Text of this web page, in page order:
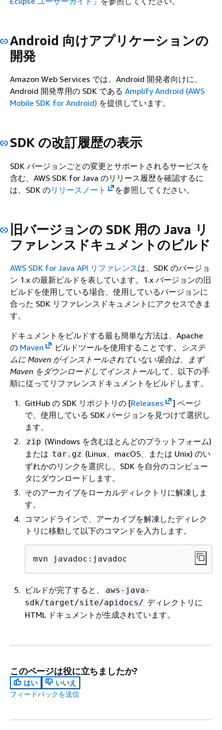
Android 向けアプリケーションの
開発
Amazon Web Services では、Android 開発者向けに、
Android 開発専用の SDK である Amplify Android (AWS
Mobile SDK for Android) を提供しています。
SDK の改訂履歴の表示
SDK バージョンごとの変更とサポートされるサービスを
含む、AWS SDK for Java のリリース履歴を確認するに
は、SDK のリリースノート を参照してください。
旧バージョンの SDK 用の Java リ
ファレンスドキュメントのビルド
AWS SDK for Java API リファレンスは、SDK のバージョ
ン 1.x の最新ビルドを表しています。1.x バージョンの旧
ビルドを使用している場合、使用しているバージョンに
合った SDK リファレンスドキュメントにアクセスできま
す。
ドキュメントをビルドする最も簡単な方法は、Apache
の Maven ビルドツールを使用することです。
システ
ムに Maven がインストールされていない場合は、まず
Maven をダウンロードしてインストールして、以下の手
順に従ってリファレンスドキュメントをビルドします。
GitHub の SDK リポジトリの [Releases
] ページ
で、使用している SDK バージョンを見つけて選択し
ます。
zip (Windows を含むほとんどのプラットフォーム)
または tar.gz (Linux、macOS、または Unix) のい
ずれかのリンクを選択し、SDK を自分のコンピュー
タにダウンロードします。
そのアーカイブをローカルディレクトリに解凍しま
す。
コマンドラインで、アーカイブを解凍したディレク
トリに移動して以下のコマンドを入力します。
mvn javadoc:javadoc
ビルドが完了すると、
aws-java-
sdk/target/site/apidocs/ ディレクトリに
HTML ドキュメントが生成されています。
このページは役に立ちましたか?
はい
いいえ
フィードバックを送信